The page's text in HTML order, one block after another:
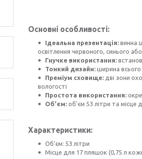
Основні особливості:
Ідеальна презентація: винна
освітлення червоного, синього
Гнучке використання:
Тонкий дизайн: ширина
Преміум сховище: дві зони
вологості
Простота використання:
Об'єм: об'єм 53 літри та місце
Характеристики:
Об'єм: 53 літри
Місце для 17 пляшок (0,75 л